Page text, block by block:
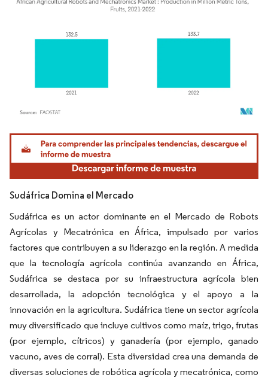
Imagen © Mordor Intelligence. El uso requiere atribución según CC BY 4.0.
Sudáfrica Domina el Mercado
Sudáfrica es un actor dominante en el Mercado de Robots
Agrícolas y Mecatrónica en África, impulsado por varios
factores que contribuyen a su liderazgo en la región. A medida
que la tecnología agrícola continúa avanzando en África,
Sudáfrica se destaca por su infraestructura agrícola bien
desarrollada, la adopción tecnológica y el apoyo a la
innovación en la agricultura. Sudáfrica tiene un sector agrícola
muy diversificado que incluye cultivos como maíz, trigo, frutas
(por ejemplo, cítricos) y ganadería (por ejemplo, ganado
vacuno, aves de corral). Esta diversidad crea una demanda de
diversas soluciones de robótica agrícola y mecatrónica, como